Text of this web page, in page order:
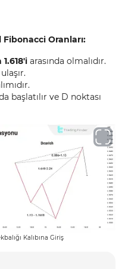
Fibonacci Oranları:
1.618'i arasında olmalıdır.
ulaşır.
başlatılır ve D noktası
Kalıbına Giriş